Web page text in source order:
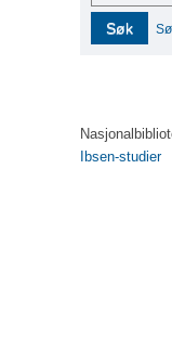
Søk
Ibsen-studier